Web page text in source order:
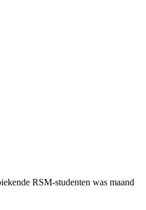
RSM-studenten was maand